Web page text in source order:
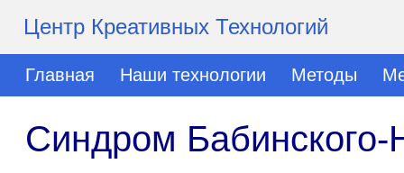
Центр Креативных Технологий
Главная Наши технологии Методы
Синдром Бабинского-